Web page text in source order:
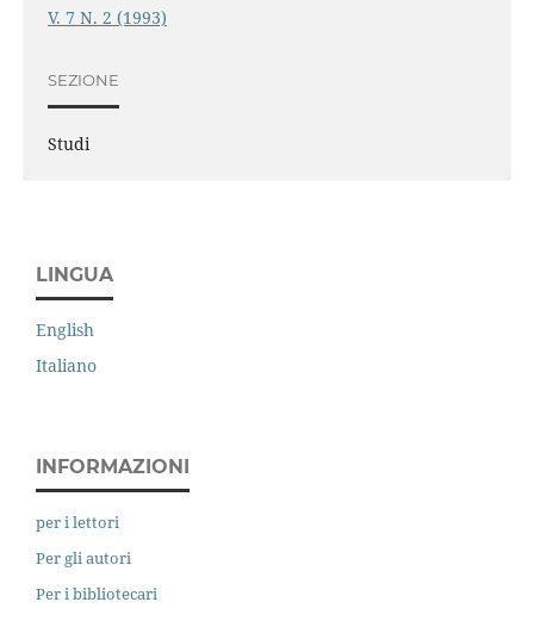
V. 7 N. 2 (1993)
SEZIONE
Studi
LINGUA
English
Italiano
INFORMAZIONI
per i lettori
Per gli autori
Per i bibliotecari